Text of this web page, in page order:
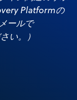
Platformの
ールで
い。）